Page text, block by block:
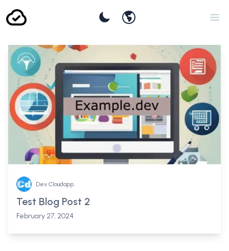
Set Themeuser.languageswitcher
Dev Cloudapp
Test Blog Post 2
February 27, 2024